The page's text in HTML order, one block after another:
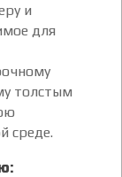
и
для
толстым
среде.